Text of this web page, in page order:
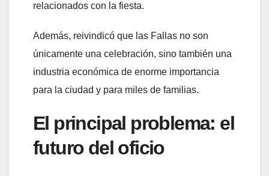
relacionados con la fiesta.
Además, reivindicó que las Fallas no son
únicamente una celebración, sino también una
industria económica de enorme importancia
para la ciudad y para miles de familias.
El principal problema: el
futuro del oficio